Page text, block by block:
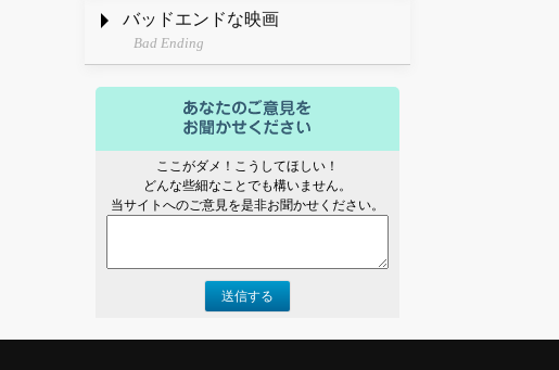
バッドエンドな映画
Bad Ending
ここがダメ！こうしてほしい！
どんな些細なことでも構いません。
当サイトへのご意見を是非お聞かせください。
送信する